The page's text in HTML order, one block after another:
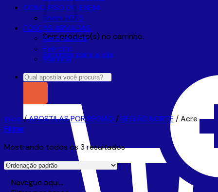
Sem produto(s) no carrinho.
Retornar para a loja
CONCURSO DO ENEM
Enem 2025
FORÇAS ARMADAS
Aeronáutica
Exército
Marinha
Pesquisar
Início /APOSTILAS POR REGIÃO /REGIÃO NORTE /Acre
Filtrar
Mostrando todos os 3 resultados
Navegue aqui…